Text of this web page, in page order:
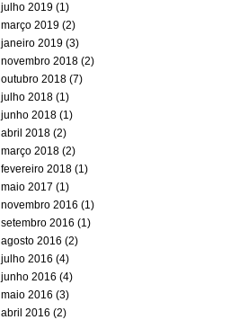
julho 2019 (1)
março 2019 (2)
janeiro 2019 (3)
novembro 2018 (2)
outubro 2018 (7)
julho 2018 (1)
junho 2018 (1)
abril 2018 (2)
março 2018 (2)
fevereiro 2018 (1)
maio 2017 (1)
novembro 2016 (1)
setembro 2016 (1)
agosto 2016 (2)
julho 2016 (4)
junho 2016 (4)
maio 2016 (3)
abril 2016 (2)